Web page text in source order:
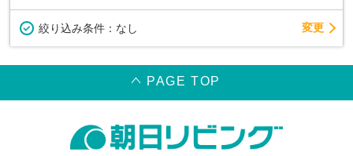
絞り込み条件： なし 変更
PAGE TOP